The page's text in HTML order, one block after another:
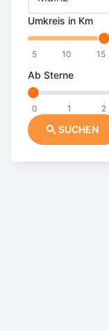
Umkreis in Km
5 10 15
Ab Sterne
0 1 2
SUCHEN